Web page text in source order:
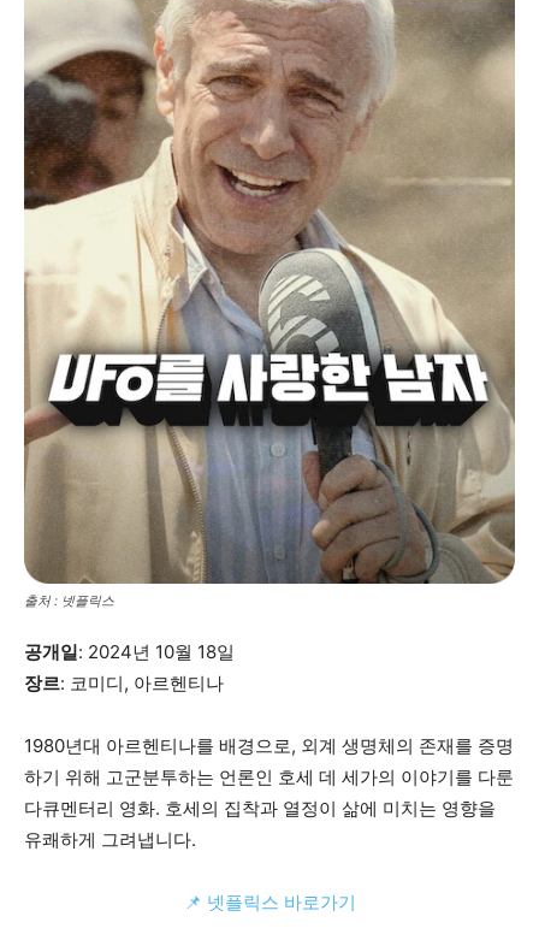
출처 : 넷플릭스
공개일: 2024년 10월 18일
장르: 코미디, 아르헨티나
1980년대 아르헨티나를 배경으로, 외계 생명체의 존재를 증명
하기 위해 고군분투하는 언론인 호세 데 세가의 이야기를 다룬
다큐멘터리 영화. 호세의 집착과 열정이 삶에 미치는 영향을
유쾌하게 그려냅니다.
📌 넷플릭스 바로가기